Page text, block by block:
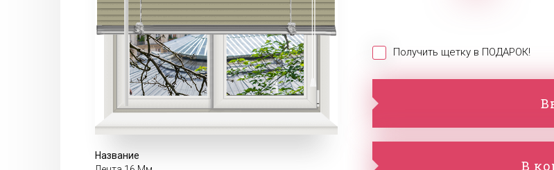
Название
Получить щетку в ПОДАРОК!
В